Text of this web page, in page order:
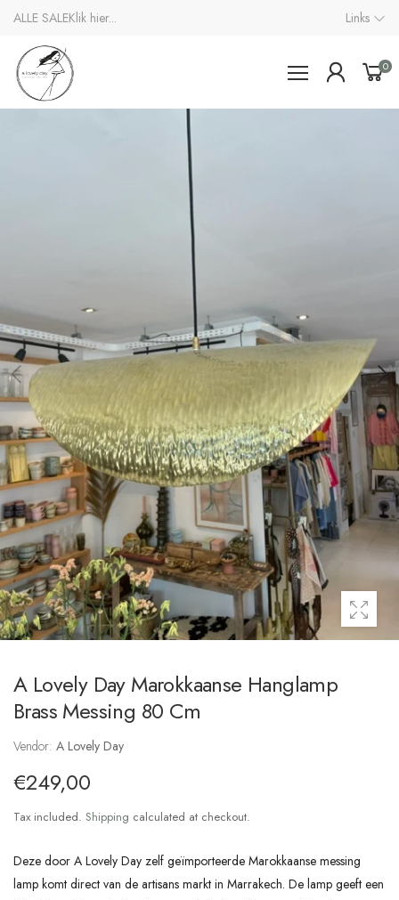
ALLE SALEKlik hier... Links
0
A Lovely Day Marokkaanse Hanglamp
Brass Messing 80 Cm
Vendor: A Lovely Day
€249,00
Tax included. Shipping calculated at checkout.
Deze door A Lovely Day zelf geïmporteerde Marokkaanse messing
lamp komt direct van de artisans markt in Marrakech. De lamp geeft een